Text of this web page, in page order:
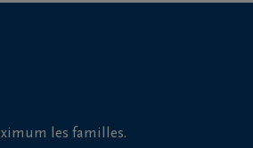
les familles.